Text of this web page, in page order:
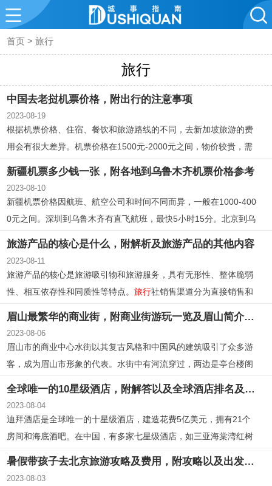
首页 >旅行
旅行
中国去老挝机票价格，附出行的注意事项
2023-08-19
根据机票价格、住宿、餐饮和旅游路线的不同，去新加坡旅游的费
用会有很大差异。机票价格在1500元-2000元之间，物价较贵，需
新疆机票多少钱一张，附各地到乌鲁木齐机票价格参考
2023-08-10
新疆机票价格因航班、航空公司和时间不同而异，一般在1000-400
0元之间。深圳到乌鲁木齐有直飞航班，最快5小时15分。北京到乌
鲁木齐航班较多，价格较高。上海到乌鲁木齐机票价格在800元到4
旅游产品的核心是什么，附解析及旅游产品的其他内容
2023-08-11
旅游产品的核心是旅游吸引物和旅游服务，具有无形性、整体脆弱
性、相互依存性和同质性等特点。旅行社销售渠道分为直接销售和
务，旅行社应扩大宣传网和建立采购网络以保证客源和供应。单项
服务越来越丰富，个性化、人性化和国际化的服务受到重视。
眉山最繁华的商业街，附商业街游玩一览及眉山简介信息
2023-08-06
眉山市的商业中心水街以其复古风格和中国风的建筑吸引了众多游
客，成为眉山市形象的代表。水街中有河流穿过，两边是亭台楼阁
全球唯一的10星级酒店，附解答以及全球酒店排名及中国七星级酒店
2023-08-04
迪拜酒店是全球唯一的十星级酒店，建造花费5亿美元，拥有21个
房间和海底酒吧。在中国，有多家七星级酒店，如三亚海棠湾红树
林七星度假酒店。全球排名前十的酒店包括洲际酒店、半岛酒店、
暑假带孩子去北京旅游攻略及费用，附攻略以及出发注意事项
2023-08-03